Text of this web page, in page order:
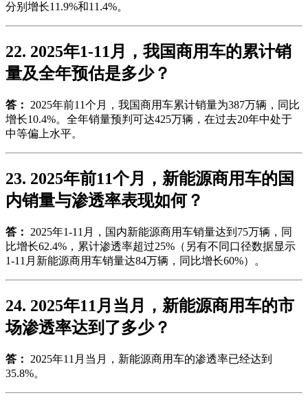
分别增长11.9%和11.4%。
22. 2025年1-11月，我国商用车的累计销
量及全年预估是多少？
答：
2025年前11个月，我国商用车累计销量为387万辆，同比
增长10.4%。全年销量预判可达425万辆，在过去20年中处于
中等偏上水平。
23. 2025年前11个月，新能源商用车的国
内销量与渗透率表现如何？
答：
2025年1-11月，国内新能源商用车销量达到75万辆，同
比增长62.4%，累计渗透率超过25%（另有不同口径数据显示
1-11月新能源商用车销量达84万辆，同比增长60%）。
24. 2025年11月当月，新能源商用车的市
场渗透率达到了多少？
答：
2025年11月当月，新能源商用车的渗透率已经达到
35.8%。